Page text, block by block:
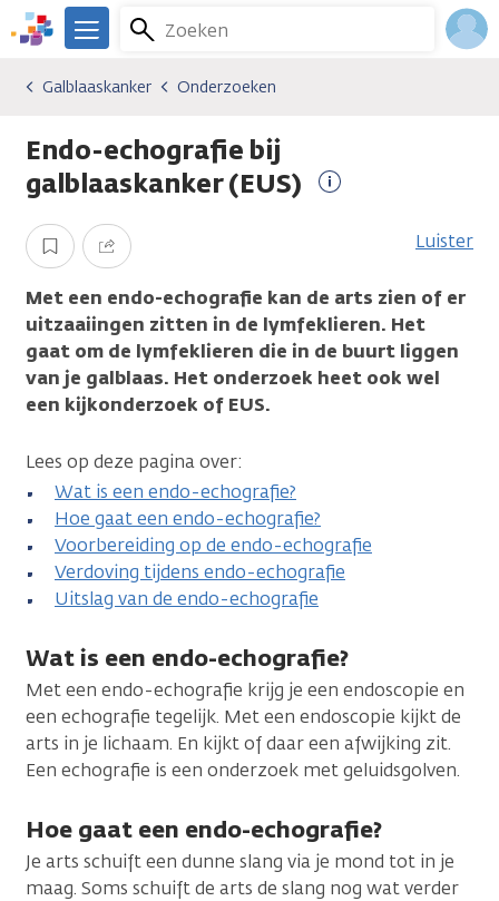
Overslaan
en
gaan
We
er
je.
Kanker.nl
Zoeken
Menu
Kankersoorten
Galblaaskanker
Onderzoeken
Galblaaskanker Onderzoeken
Endo-echografie bij
galblaaskanker (EUS)
informatie
Opslaan Delen Luister
Met een endo-echografie kan de arts zien of er
uitzaaiingen zitten in de lymfeklieren. Het
gaat om de lymfeklieren die in de buurt liggen
van je galblaas. Het onderzoek heet ook wel
een kijkonderzoek of EUS.
Lees op deze pagina over:
Wat is een endo-echografie?
Hoe gaat een endo-echografie?
Voorbereiding op de endo-echografie
Verdoving tijdens endo-echografie
Uitslag van de endo-echografie
Wat is een endo-echografie?
Met een endo-echografie krijg je een endoscopie en
een echografie tegelijk. Met een endoscopie kijkt de
arts in je lichaam. En kijkt of daar een afwijking zit.
Een echografie is een onderzoek met geluidsgolven.
Hoe gaat een endo-echografie?
Je arts schuift een dunne slang via je mond tot in je
maag. Soms schuift de arts de slang nog wat verder